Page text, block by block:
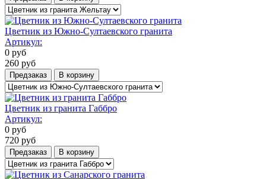
Цветник из Южно-Султаевского гранита
Артикул:
0 руб
260 руб
Предзаказ В корзину
Цветник из гранита Габбро
Артикул:
0 руб
720 руб
Предзаказ В корзину